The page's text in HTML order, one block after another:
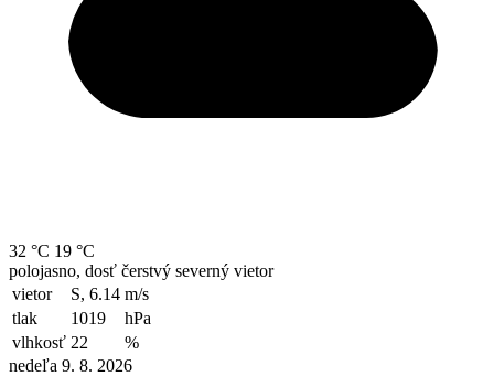
32 °C 19 °C
polojasno, dosť čerstvý severný vietor
vietor
S, 6.14 m/s
tlak
1019
hPa
vlhkosť 22
%
nedeľa 9. 8. 2026